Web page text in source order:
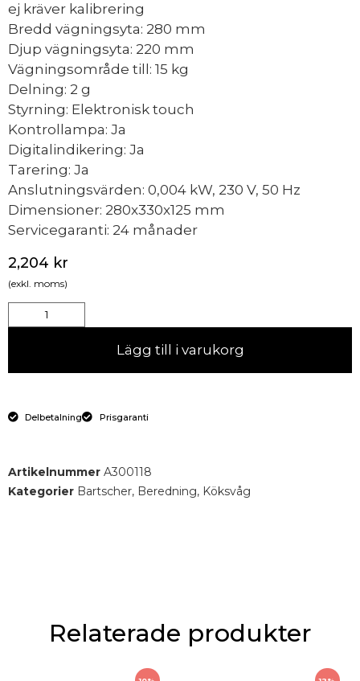
ej kräver kalibrering
Bredd vägningsyta: 280 mm
Djup vägningsyta: 220 mm
Vägningsområde till: 15 kg
Delning: 2 g
Styrning: Elektronisk touch
Kontrollampa: Ja
Digitalindikering: Ja
Tarering: Ja
Anslutningsvärden: 0,004 kW, 230 V, 50 Hz
Dimensioner: 280x330x125 mm
Servicegaranti: 24 månader
2,204 kr
(exkl. moms)
Lägg till i varukorg
Delbetalning Prisgaranti
Artikelnummer A300118
Kategorier Bartscher, Beredning, Köksvåg
Relaterade produkter